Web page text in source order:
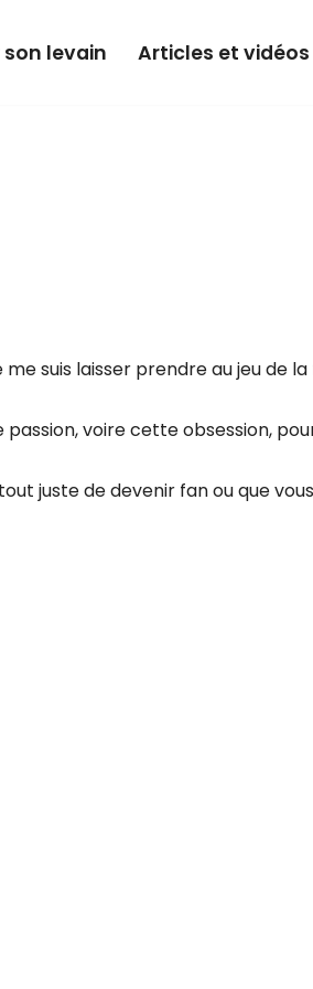
son levain Articles et vidéos
me suis laisser prendre au jeu de
voire cette obsession,
juste de devenir fan ou que